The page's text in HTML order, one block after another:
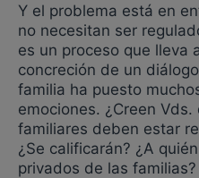
Y el problema está en
no necesitan ser
es un proceso que lleva
concreción de un
familia ha puesto
emociones. ¿Creen
familiares deben estar
¿Se calificarán? ¿A
privados de las familias?